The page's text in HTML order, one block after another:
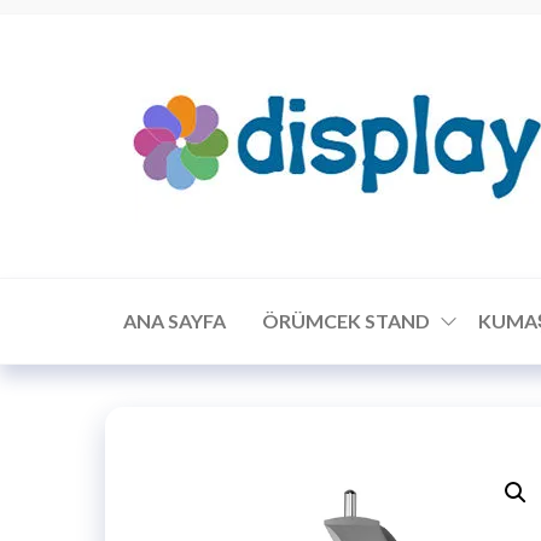
ANA SAYFA ÖRÜMCEK STAND